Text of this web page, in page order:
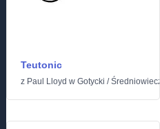
Teutonic
z Paul Lloyd w Gotycki /